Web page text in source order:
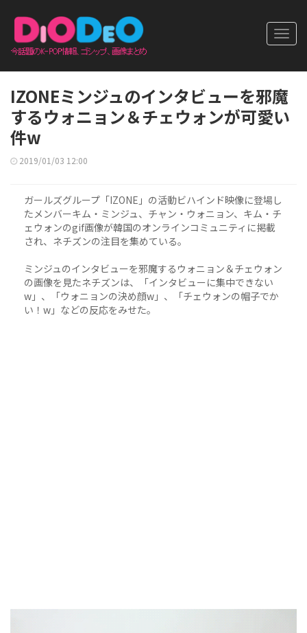
IZONEミンジュのインタビューを邪魔
するウォニョン＆チェウォンが可愛い
件w
2019/01/03 12:00
ガールズグループ「IZONE」の活動ビハインド映像に登場し
たメンバーキム・ミンジュ、チャン・ウォニョン、キム・チ
ェウォンのgif画像が韓国のオンラインコミュニティに掲載
され、ネチズンの注目を集めている。
ミンジュのインタビューを邪魔するウォニョン＆チェウォン
の画像を見たネチズンは、「インタビューに集中できない
w」、「ウォニョンの決め顔w」、「チェウォンの帽子でか
い！w」などの反応をみせた。